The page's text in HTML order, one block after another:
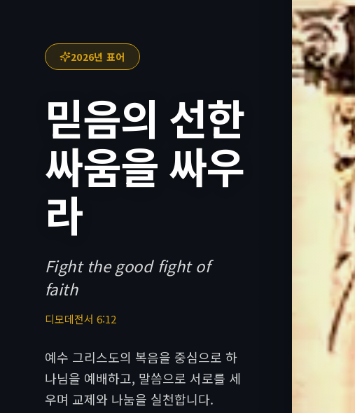
2026년 표어
믿음의 선한
싸움을 싸우
라
Fight the good fight of
faith
디모데전서 6:12
예수 그리스도의 복음을 중심으로 하
나님을 예배하고, 말씀으로 서로를 세
우며 교제와 나눔을 실천합니다.